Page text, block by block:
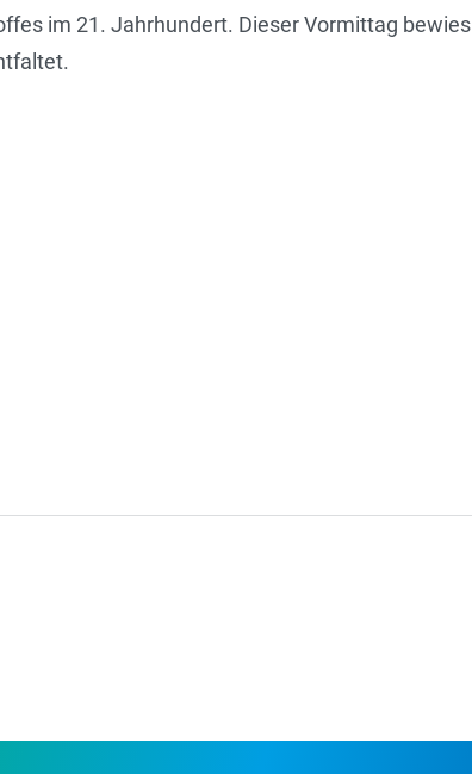
im 21. Jahrhundert. Dieser Vormittag bewies